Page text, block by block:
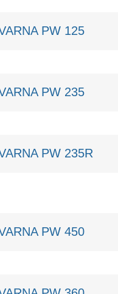
PW 125
PW 235
PW 235R
PW 450